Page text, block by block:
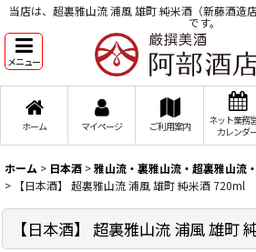
当店は、超裏雅山流 浦風 雄町 純米酒（新藤酒造
です。
メニュー
ホーム マイページ ご利用案内
ネット業務
カレンダ
ホーム > 日本酒 >雅山流・裏雅山流・超裏雅山流
>
【日本酒】 超裏雅山流 浦風 雄町 純米酒 720ml
【日本酒】 超裏雅山流 浦風 雄町